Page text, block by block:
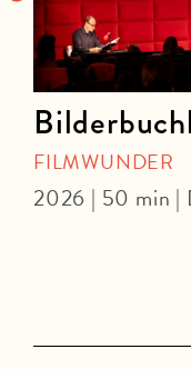
FILMWUNDER
2026 | 50 min |